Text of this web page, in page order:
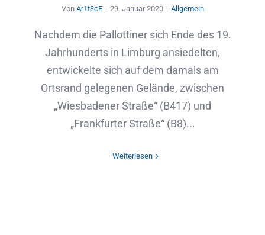
Von Ar1t3cE | 29. Januar 2020 | Allgemein
Nachdem die Pallottiner sich Ende des 19.
Jahrhunderts in Limburg ansiedelten,
entwickelte sich auf dem damals am
Ortsrand gelegenen Gelände, zwischen
„Wiesbadener Straße“ (B417) und
„Frankfurter Straße“ (B8)...
Weiterlesen